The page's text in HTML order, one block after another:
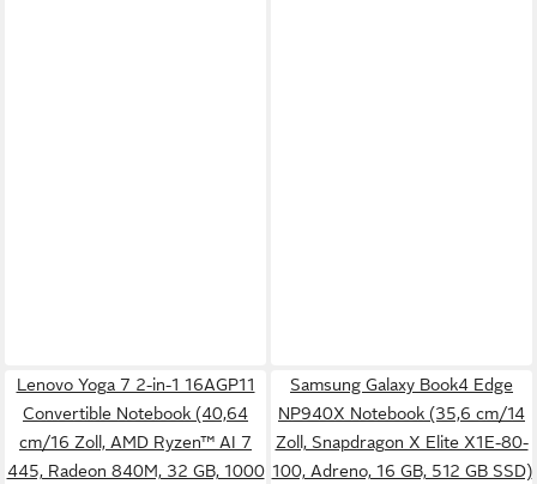
Lenovo Yoga 7 2-in-1 16AGP11
Convertible Notebook (40,64
cm/16 Zoll, AMD Ryzen™ AI 7
445, Radeon 840M, 32 GB, 1000
Samsung Galaxy Book4 Edge
NP940X Notebook (35,6 cm/14
Zoll, Snapdragon X Elite X1E-80-
100, Adreno, 16 GB, 512 GB SSD)